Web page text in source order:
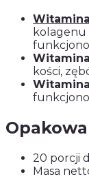
kolagenu
kości,
20 porcji
Masa